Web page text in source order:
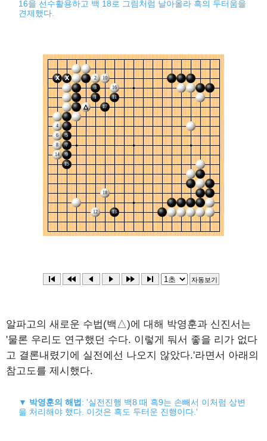
16을 선수활용하고 백 18로 그림처럼 날아올라 흑의 두터움을
견제했다.
알파고의 새로운 수법(백△)에 대해 박영훈과 신진서는
'물론 우리도 연구했던 수다. 이렇게 둬서 좋을 리가 없다
고 결론내렸기에 실전에선 나오지 않았다.'라면서 아래의
참고도를 제시했다.
▼ 박영훈의 해법 : '실전진행 백8 때 흑9는 손빼서 이처럼 상변
을 처리해야 했다. 이것은 흑도 두터운 진행이다.'